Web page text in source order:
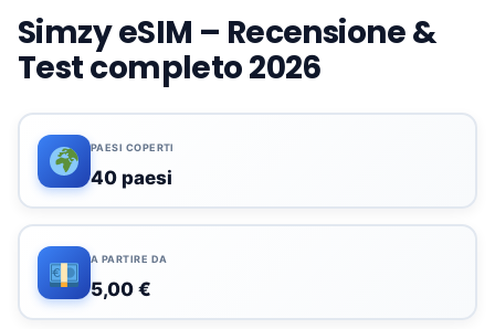
Simzy eSIM – Recensione &
Test completo 2026
PAESI COPERTI
40 paesi
A PARTIRE DA
5,00 €